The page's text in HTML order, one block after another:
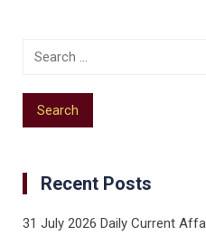
Recent Posts
31 July 2026 Daily Current